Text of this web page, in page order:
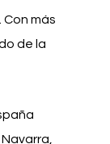
más
de la